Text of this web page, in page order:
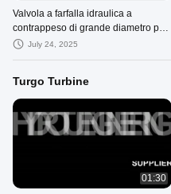
Valvola a farfalla idraulica a
contrappeso di grande diametro per
apparecchiature idroelettriche
July 24, 2025
Turgo Turbine
01:30